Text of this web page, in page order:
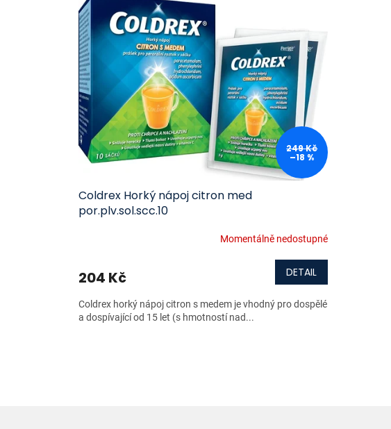
p
o
d
ů
p
p
o
d
u
249 Kč
–18 %
Coldrex Horký nápoj citron med
por.plv.sol.scc.10
Momentálně nedostupné
204 Kč DETAIL
Coldrex horký nápoj citron s medem je vhodný pro dospělé
a dospívající od 15 let (s hmotností nad...